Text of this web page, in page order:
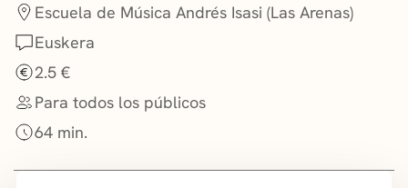
Escuela de Música Andrés Isasi (Las Arenas)
Euskera
2.5 €
Para todos los públicos
64 min.